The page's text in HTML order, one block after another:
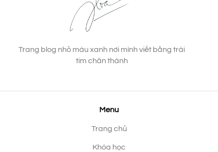
Trang blog nhỏ màu xanh nơi mình viết bằng trái
tim chân thành
Menu
Trang chủ
Khóa học